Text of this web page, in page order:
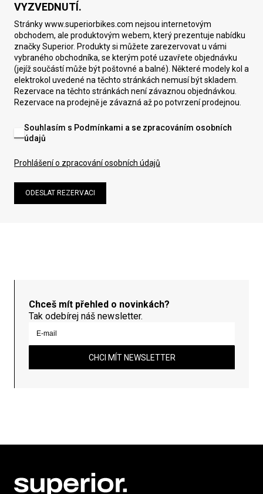
VYZVEDNUTÍ.
Stránky www.superiorbikes.com nejsou internetovým
obchodem, ale produktovým webem, který prezentuje nabídku
značky Superior. Produkty si můžete zarezervovat u vámi
vybraného obchodníka, se kterým poté uzavřete objednávku
(jejíž součástí může být poštovné a balné). Některé modely kol a
elektrokol uvedené na těchto stránkách nemusí být skladem.
Rezervace na těchto stránkách není závaznou objednávkou.
Rezervace na prodejně je závazná až po potvrzení prodejnou.
Souhlasím s Podmínkami a se zpracováním osobních
údajů
Prohlášení o zpracování osobních údajů
ODESLAT REZERVACI
Chceš mít přehled o novinkách?
Tak odebírej náš newsletter.
CHCI MÍT NEWSLETTER